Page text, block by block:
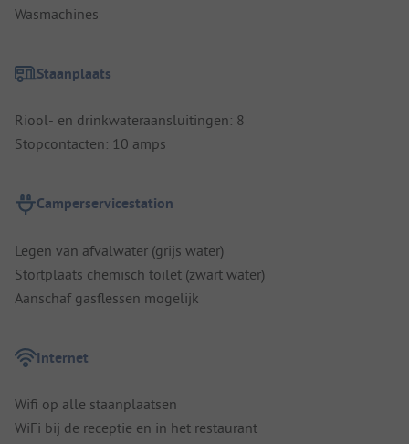
Wasmachines
Staanplaats
Riool- en drinkwateraansluitingen: 8
Stopcontacten: 10 amps
Camperservicestation
Legen van afvalwater (grijs water)
Stortplaats chemisch toilet (zwart water)
Aanschaf gasflessen mogelijk
Internet
Wifi op alle staanplaatsen
WiFi bij de receptie en in het restaurant